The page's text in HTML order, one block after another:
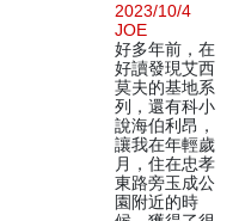
2023/10/4
JOE
好多年前，在
好讀發現艾西
莫夫的基地系
列，還有科小
說海伯利昂，
讓我在年輕歲
月，住在忠孝
東路旁玉成公
園附近的時